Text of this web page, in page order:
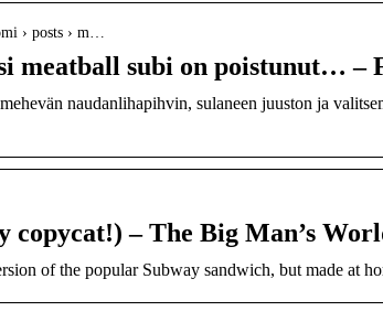
› posts › m…
meatball subi on poistunut… –
naudanlihapihvin, sulaneen juuston ja
copycat!) – The Big Man’s
of the popular Subway sandwich, but made at